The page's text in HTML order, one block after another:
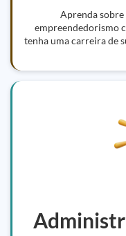
Aprenda
empreendedorismo
tenha uma carreira de